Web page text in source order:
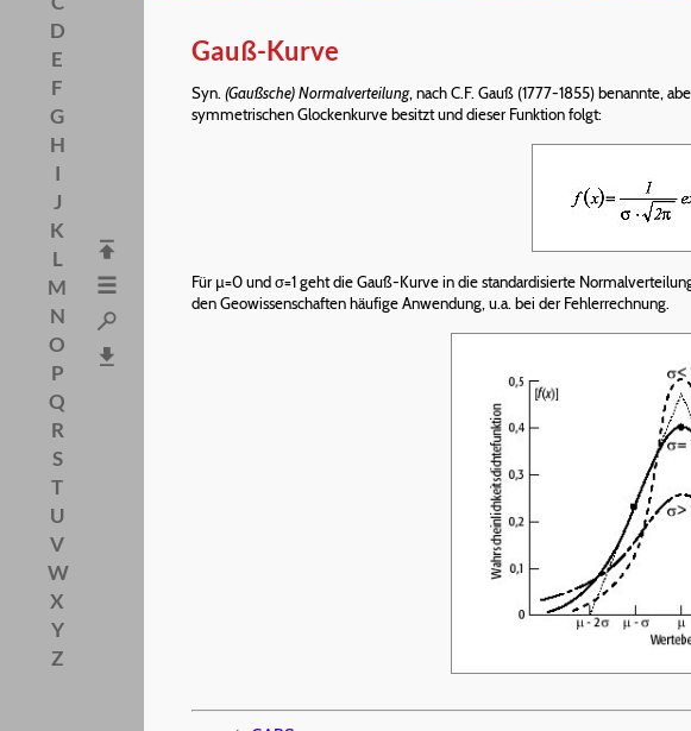
D
E
F
G
H
I
J
K
L
M
N
O
P
Q
R
S
T
U
V
W
X
Y
Z
Gauß-Kurve
Syn. (Gaußsche) Normalverteilung, nach C.F. Gauß (1777-1855) benannte,
symmetrischen Glockenkurve besitzt und dieser Funktion folgt:
Für µ=0 und σ=1 geht die Gauß-Kurve in die standardisierte
den Geowissenschaften häufige Anwendung, u.a. bei der Fehlerrechnung.